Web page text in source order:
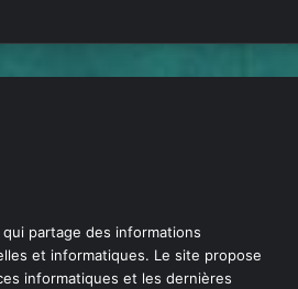
partage des informations
et informatiques. Le site propose
informatiques et les dernières